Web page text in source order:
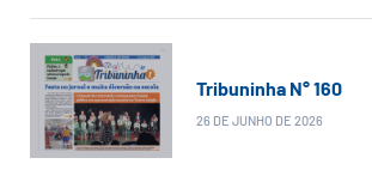
Tribuninha N° 160
26 DE JUNHO DE 2026